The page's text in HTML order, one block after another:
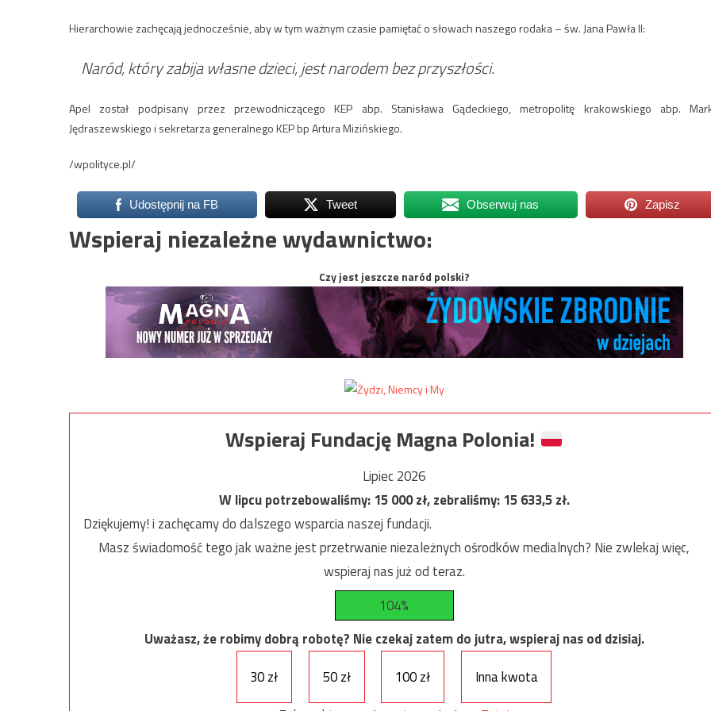
Hierarchowie zachęcają jednocześnie, aby w tym ważnym czasie pamiętać o słowach naszego rodaka – św. Jana Pawła II:
Naród, który zabija własne dzieci, jest narodem bez przyszłości.
Apel został podpisany przez przewodniczącego KEP abp. Stanisława Gądeckiego, metropolitę krakowskiego abp.
Jędraszewskiego i sekretarza generalnego KEP bp Artura Mizińskiego.
/wpolityce.pl/
Udostępnij na FB Tweet Obserwuj nas Zapisz
Wspieraj niezależne wydawnictwo:
Czy jest jeszcze naród polski?
Wspieraj Fundację Magna Polonia!
Lipiec 2026
W lipcu potrzebowaliśmy:15 000zł, zebraliśmy:15 633,5zł.
Dziękujemy! i zachęcamy do dalszego wsparcia naszej fundacji.
Masz świadomość tego jak ważne jest przetrwanie niezależnych ośrodków medialnych? Nie zwlekaj więc,
wspieraj nas już od teraz.
104%
Uważasz, że robimy dobrą robotę? Nie czekaj zatem do jutra, wspieraj nas od dzisiaj.
30 zł
50 zł 100 zł
Inna kwota